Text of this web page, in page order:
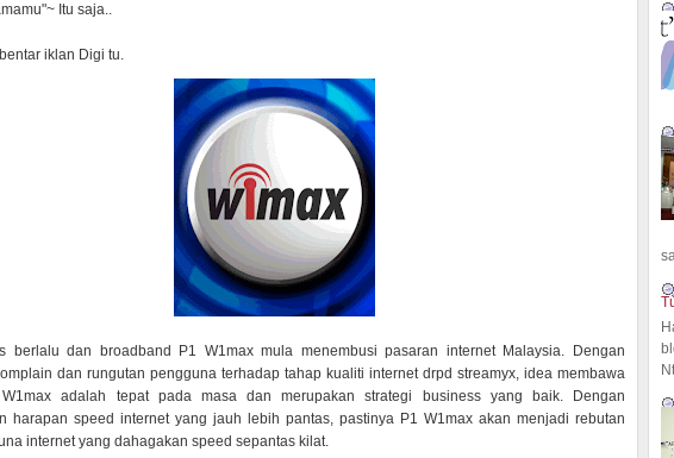
Itu saja..
iklan Digi tu.
berlalu dan broadband P1 W1max mula menembusi pasaran internet Malaysia. Dengan
dan rungutan pengguna terhadap tahap kualiti internet drpd streamyx, idea membawa
adalah tepat pada masa dan merupakan strategi business yang baik. Dengan
harapan speed internet yang jauh lebih pantas, pastinya P1 W1max akan menjadi rebutan
internet yang dahagakan speed sepantas kilat.